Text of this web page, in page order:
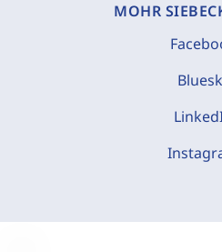
MOHR